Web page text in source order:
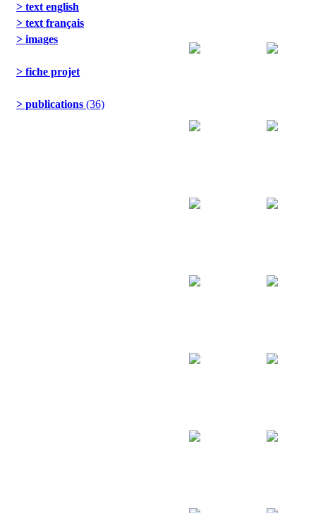
> text english
> text français
> images
> fiche projet
> publications (36)